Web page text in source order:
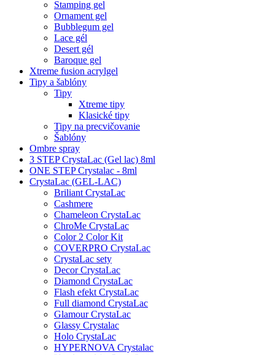
Stamping gel
Ornament gel
Bubblegum gel
Lace gél
Desert gél
Baroque gel
Xtreme fusion acrylgel
Tipy a šablóny
Tipy
Xtreme tipy
Klasické tipy
Tipy na precvičovanie
Šablóny
Ombre spray
3 STEP CrystaLac (Gel lac) 8ml
ONE STEP Crystalac - 8ml
CrystaLac (GEL-LAC)
Briliant CrystaLac
Cashmere
Chameleon CrystaLac
ChroMe CrystaLac
Color 2 Color Kit
COVERPRO CrystaLac
CrystaLac sety
Decor CrystaLac
Diamond CrystaLac
Flash efekt CrystaLac
Full diamond CrystaLac
Glamour CrystaLac
Glassy Crystalac
Holo CrystaLac
HYPERNOVA Crystalac